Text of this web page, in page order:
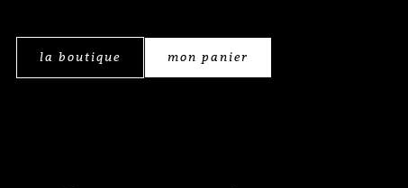
la boutique mon panier